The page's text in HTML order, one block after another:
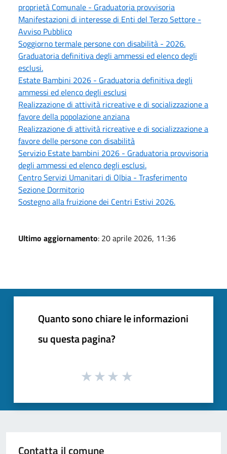
proprietà Comunale - Graduatoria provvisoria
Manifestazioni di interesse di Enti del Terzo Settore -
Avviso Pubblico
Soggiorno termale persone con disabilità - 2026.
Graduatoria definitiva degli ammessi ed elenco degli
esclusi.
Estate Bambini 2026 - Graduatoria definitiva degli
ammessi ed elenco degli esclusi
Realizzazione di attività ricreative e di socializzazione a
favore della popolazione anziana
Realizzazione di attività ricreative e di socializzazione a
favore delle persone con disabilità
Servizio Estate bambini 2026 - Graduatoria provvisoria
degli ammessi ed elenco degli esclusi.
Centro Servizi Umanitari di Olbia - Trasferimento
Sezione Dormitorio
Sostegno alla fruizione dei Centri Estivi 2026.
Ultimo aggiornamento: 20 aprile 2026, 11:36
Quanto sono chiare le informazioni
su questa pagina?
Contatta il comune